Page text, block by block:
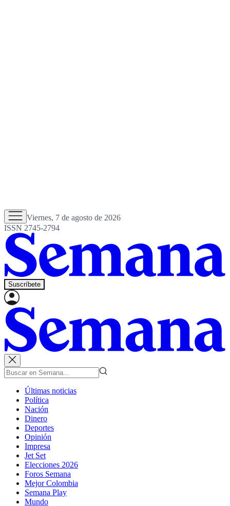
Viernes, 7 de agosto de 2026
ISSN 2745-2794
Suscríbete
Últimas noticias
Política
Nación
Dinero
Deportes
Opinión
Impresa
Jet Set
Elecciones 2026
Foros Semana
Mejor Colombia
Semana Play
Mundo